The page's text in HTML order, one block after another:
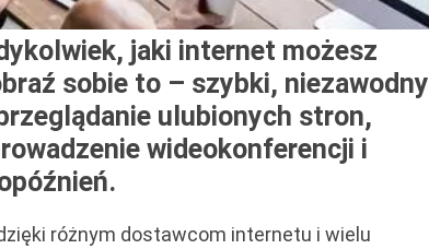
jaki internet możesz
sobie to – szybki, niezawodny
ulubionych stron,
wideokonferencji i
różnym dostawcom internetu i wielu